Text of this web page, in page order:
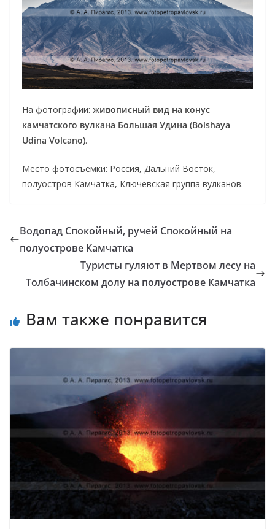
На фотографии: живописный вид на конус
камчатского вулкана Большая Удина (Bolshaya
Udina Volcano).
Место фотосъемки: Россия, Дальний Восток,
полуостров Камчатка, Ключевская группа вулканов.
Водопад Спокойный, ручей Спокойный на
полуострове Камчатка
Туристы гуляют в Мертвом лесу на
Толбачинском долу на полуострове Камчатка
Вам также понравится